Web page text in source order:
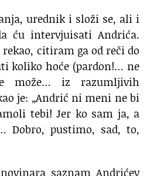
urednik i složi se, ali i
ću intervjuisati Andrića.
citiram ga od reči do
koliko hoće (pardon!… ne
može… iz razumljivih
je: „Andrić ni meni ne bi
tebi! Jer ko sam ja, a
Dobro, pustimo, sad, to,
saznam Andrićev